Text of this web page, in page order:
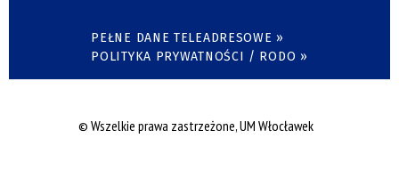
PEŁNE DANE TELEADRESOWE »
POLITYKA PRYWATNOŚCI / RODO »
© Wszelkie prawa zastrzeżone, UM Włocławek